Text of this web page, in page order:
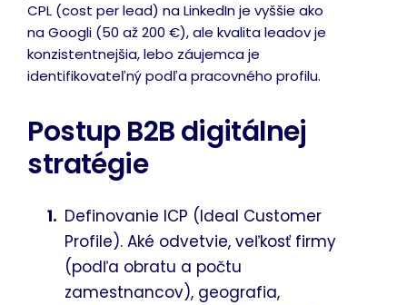
CPL (cost per lead) na LinkedIn je vyššie ako
na Googli (50 až 200 €), ale kvalita leadov je
konzistentnejšia, lebo záujemca je
identifikovateľný podľa pracovného profilu.
Postup B2B digitálnej
stratégie
Definovanie ICP (Ideal Customer
Profile). Aké odvetvie, veľkosť firmy
(podľa obratu a počtu
zamestnancov), geografia,